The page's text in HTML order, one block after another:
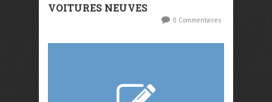
VOITURES NEUVES
0 Commentaires